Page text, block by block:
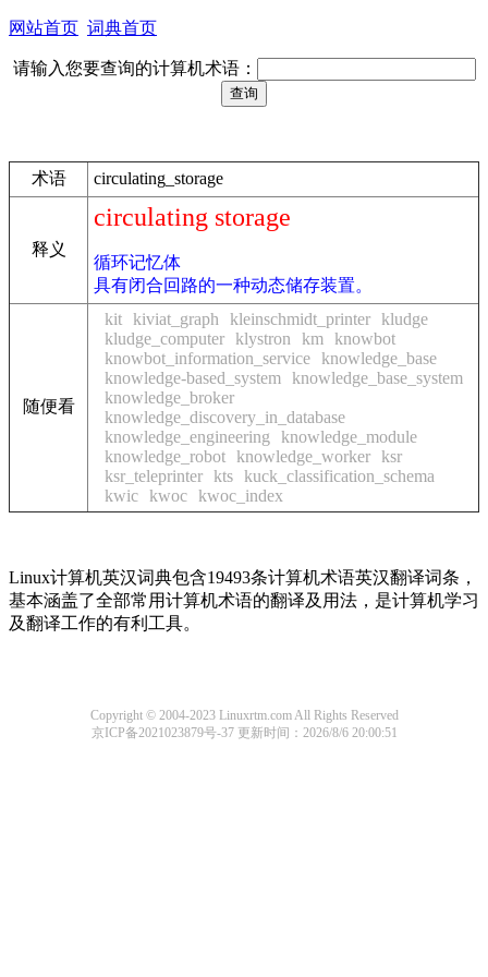
网站首页 词典首页
请输入您要查询的计算机术语：
术语 circulating_storage
释义
circulating storage
循环记忆体
具有闭合回路的一种动态储存装置。
随便看
kit kiviat_graph kleinschmidt_printer kludge
kludge_computer klystron km
knowbot
knowbot_information_service knowledge_base
knowledge-based_system
knowledge_base_system
knowledge_broker
knowledge_discovery_in_database
knowledge_engineering
knowledge_module
knowledge_robot knowledge_worker ksr
ksr_teleprinter kts kuck_classification_schema
kwic kwoc kwoc_index
Linux计算机英汉词典包含19493条计算机术语英汉翻译词条，
基本涵盖了全部常用计算机术语的翻译及用法，是计算机学习
及翻译工作的有利工具。
Copyright © 2004-2023 Linuxrtm.com All Rights Reserved
京ICP备2021023879号-37更新时间：2026/8/6 20:00:51